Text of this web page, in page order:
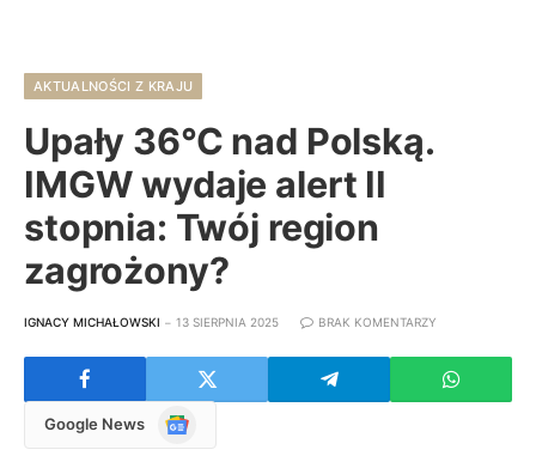
AKTUALNOŚCI Z KRAJU
Upały 36°C nad Polską.
IMGW wydaje alert II
stopnia: Twój region
zagrożony?
IGNACY MICHAŁOWSKI 13 SIERPNIA 2025 BRAK KOMENTARZY
Google News
Google